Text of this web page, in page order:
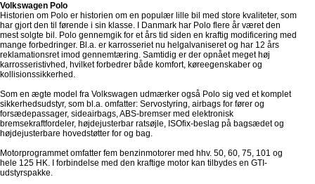
Volkswagen Polo
Historien om Polo er historien om en populær lille bil med store kvaliteter, som
har gjort den til førende i sin klasse. I Danmark har Polo flere år været den
mest solgte bil. Polo gennemgik for et års tid siden en kraftig modificering med
mange forbedringer. Bl.a. er karrosseriet nu helgalvaniseret og har 12 års
reklamationsret imod gennemtæring. Samtidig er der opnået meget høj
karrosseristivhed, hvilket forbedrer både komfort, køreegenskaber og
kollisionssikkerhed.
Som en ægte model fra Volkswagen udmærker også Polo sig ved et komplet
sikkerhedsudstyr, som bl.a. omfatter: Servostyring, airbags for fører og
forsædepassager, sideairbags, ABS-bremser med elektronisk
bremsekraftfordeler, højdejusterbar ratsøjle, ISOfix-beslag på bagsædet og
højdejusterbare hovedstøtter for og bag.
Motorprogrammet omfatter fem benzinmotorer med hhv. 50, 60, 75, 101 og
hele 125 HK. I forbindelse med den kraftige motor kan tilbydes en GTI-
udstyrspakke.